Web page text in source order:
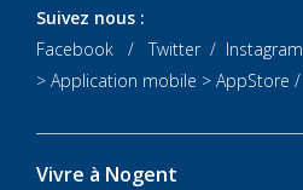
Suivez nous :
Facebook /Twitter/ Instagram
> Application mobile > AppStore /
Vivre à Nogent